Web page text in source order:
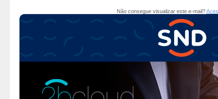
Não consegue visualizar este e-mail?